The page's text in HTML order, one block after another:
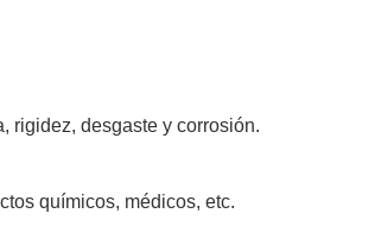
rigidez, desgaste y corrosión.
químicos, médicos, etc.